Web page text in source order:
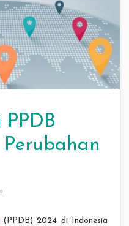
(PPDB) 2024 di Indonesia